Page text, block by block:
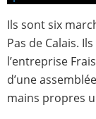
Ils sont six
Pas de Calais.
l’entreprise
d’une
mains propres